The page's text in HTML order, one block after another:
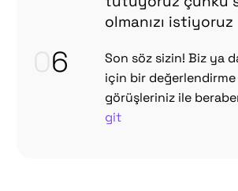
olmanızı istiyoruz
6
Son söz sizin! Biz ya
için bir değerlendirme
görüşleriniz ile
git